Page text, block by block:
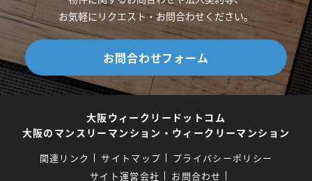
お気軽にリクエスト・お問合わせください。
お問合わせフォーム
大阪ウィークリードットコム
大阪のマンスリーマンション・ウィークリーマンション
関連リンク サイトマップ
プライバシーポリシー
サイト運営会社
お問合わせ